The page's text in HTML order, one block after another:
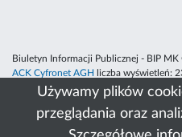
Używamy plików
przeglądania oraz
Biuletyn Informacji Publicznej - BIP
ACK Cyfronet AGH
liczba wyświetleń: